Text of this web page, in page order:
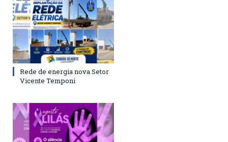
Rede de energia nova Setor
Vicente Temponi